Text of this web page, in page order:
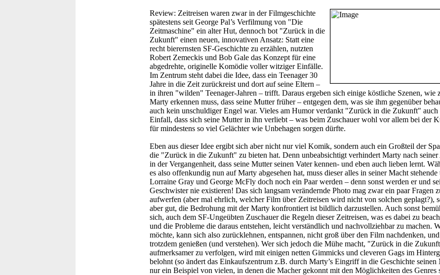
Review: Zeitreisen waren zwar in der Filmgeschichte
spätestens seit George Pal’s Verfilmung von "Die
Zeitmaschine" ein alter Hut, dennoch bot "Zurück in die
Zukunft" einen neuen, innovativen Ansatz: Statt eine
recht bierernsten SF-Geschichte zu erzählen, nutzten
Robert Zemeckis und Bob Gale das Konzept für eine
abgedrehte, originelle Komödie voller witziger Einfälle.
Im Zentrum steht dabei die Idee, dass ein Teenager 30
Jahre in die Zeit zurückreist und dort auf seine Eltern –
in ihren "wilden" Teenager-Jahren – trifft. Daraus ergeben sich einige köstliche Szenen, wie
Marty erkennen muss, dass seine Mutter früher – entgegen dem, was sie ihm gegenüber
auch kein unschuldiger Engel war. Vieles am Humor verdankt "Zurück in die Zukunft" auch
Einfall, dass sich seine Mutter in ihn verliebt – was beim Zuschauer wohl vor allem bei der
für mindestens so viel Gelächter wie Unbehagen sorgen dürfte.
Eben aus dieser Idee ergibt sich aber nicht nur viel Komik, sondern auch ein Großteil der
die "Zurück in die Zukunft" zu bieten hat. Denn unbeabsichtigt verhindert Marty nach
in der Vergangenheit, dass seine Mutter seinen Vater kennen- und eben auch lieben lernt.
es also offenkundig nun auf Marty abgesehen hat, muss dieser alles in seiner Macht
Lorraine Gray und George McFly doch noch ein Paar werden – denn sonst werden er und
Geschwister nie existieren! Das sich langsam verändernde Photo mag zwar ein paar Fragen
aufwerfen (aber mal ehrlich, welcher Film über Zeitreisen wird nicht von solchen geplagt?),
aber gut, die Bedrohung mit der Marty konfrontiert ist bildlich darzustellen. Auch sonst
sich, auch dem SF-Ungeübten Zuschauer die Regeln dieser Zeitreisen, was es dabei zu
und die Probleme die daraus entstehen, leicht verständlich und nachvollziehbar zu machen.
möchte, kann sich also zurücklehnen, entspannen, nicht groß über den Film nachdenken,
trotzdem genießen (und verstehen). Wer sich jedoch die Mühe macht, "Zurück in die
aufmerksamer zu verfolgen, wird mit einigen netten Gimmicks und cleveren Gags im
belohnt (so ändert das Einkaufszentrum z.B. durch Marty’s Eingriff in die Geschichte seinen
nur ein Beispiel von vielen, in denen die Macher gekonnt mit den Möglichkeiten des Genres